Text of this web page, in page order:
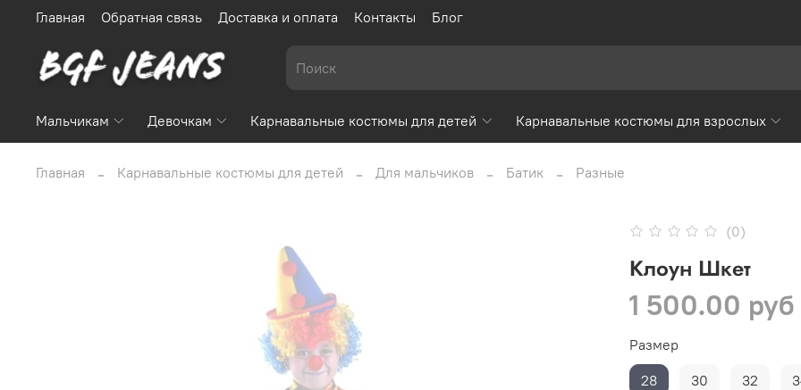
Главная Обратная связь Доставка и оплата Контакты Блог
Мальчикам Девочкам Карнавальные костюмы для детей Карнавальные костюмы для взрослых
Главная Карнавальные костюмы для детей Для мальчиков Батик Разные
(0)
Клоун Шкет
1 500.00 руб
Размер
28
30 32